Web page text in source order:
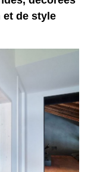
et de style